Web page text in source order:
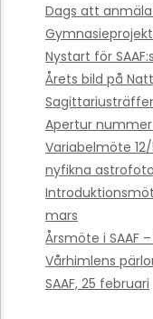
Dags att
Nystart för
Årets bild på
Apertur nummer
Variabelmöte
nyfikna
mars
Årsmöte i SAAF
Vårhimlens
SAAF, 25 februari